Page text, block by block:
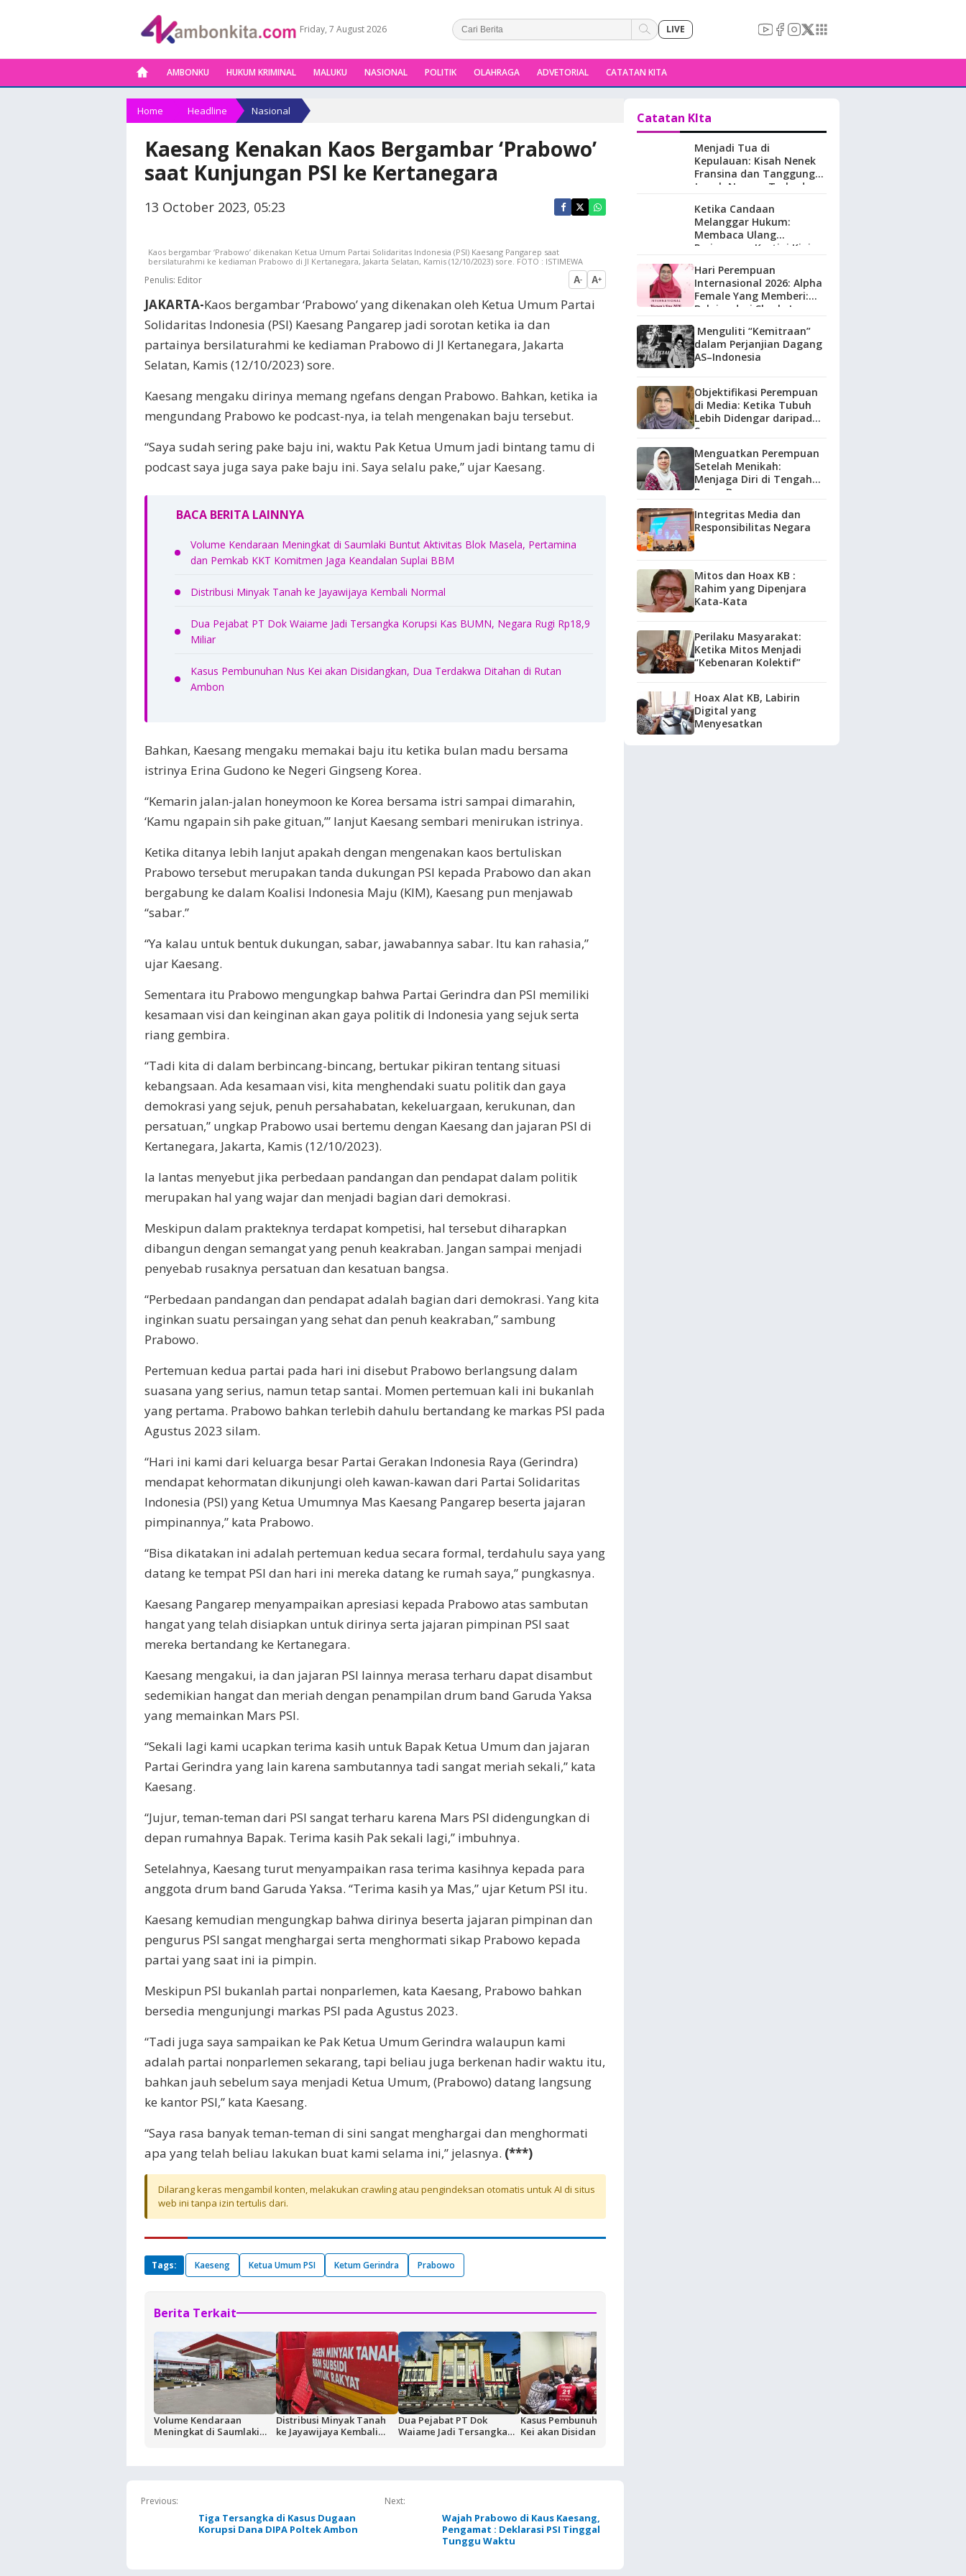
Friday, 7 August 2026 LIVE
AMBONKU HUKUM KRIMINAL MALUKU NASIONAL POLITIK OLAHRAGA ADVETORIAL CATATAN KITA
Home Headline Nasional
Kaesang Kenakan Kaos Bergambar ‘Prabowo’
saat Kunjungan PSI ke Kertanegara
13 October 2023, 05:23
Kaos bergambar ‘Prabowo’ dikenakan Ketua Umum Partai Solidaritas Indonesia (PSI) Kaesang Pangarep saat
bersilaturahmi ke kediaman Prabowo di Jl Kertanegara, Jakarta Selatan, Kamis (12/10/2023) sore. FOTO : ISTIMEWA
Penulis: Editor A- A+
JAKARTA-Kaos bergambar ‘Prabowo’ yang dikenakan oleh Ketua Umum Partai
Solidaritas Indonesia (PSI) Kaesang Pangarep jadi sorotan ketika ia dan
partainya bersilaturahmi ke kediaman Prabowo di Jl Kertanegara, Jakarta
Selatan, Kamis (12/10/2023) sore.
Kaesang mengaku dirinya memang ngefans dengan Prabowo. Bahkan, ketika ia
mengundang Prabowo ke podcast-nya, ia telah mengenakan baju tersebut.
“Saya sudah sering pake baju ini, waktu Pak Ketua Umum jadi bintang tamu di
podcast saya juga saya pake baju ini. Saya selalu pake,” ujar Kaesang.
BACA BERITA LAINNYA
Volume Kendaraan Meningkat di Saumlaki Buntut Aktivitas Blok Masela, Pertamina
dan Pemkab KKT Komitmen Jaga Keandalan Suplai BBM
Distribusi Minyak Tanah ke Jayawijaya Kembali Normal
Dua Pejabat PT Dok Waiame Jadi Tersangka Korupsi Kas BUMN, Negara Rugi Rp18,9
Miliar
Kasus Pembunuhan Nus Kei akan Disidangkan, Dua Terdakwa Ditahan di Rutan
Ambon
Bahkan, Kaesang mengaku memakai baju itu ketika bulan madu bersama
istrinya Erina Gudono ke Negeri Gingseng Korea.
“Kemarin jalan-jalan honeymoon ke Korea bersama istri sampai dimarahin,
‘Kamu ngapain sih pake gituan,’” lanjut Kaesang sembari menirukan istrinya.
Ketika ditanya lebih lanjut apakah dengan mengenakan kaos bertuliskan
Prabowo tersebut merupakan tanda dukungan PSI kepada Prabowo dan akan
bergabung ke dalam Koalisi Indonesia Maju (KIM), Kaesang pun menjawab
“sabar.”
“Ya kalau untuk bentuk dukungan, sabar, jawabannya sabar. Itu kan rahasia,”
ujar Kaesang.
Sementara itu Prabowo mengungkap bahwa Partai Gerindra dan PSI memiliki
kesamaan visi dan keinginan akan gaya politik di Indonesia yang sejuk serta
riang gembira.
“Tadi kita di dalam berbincang-bincang, bertukar pikiran tentang situasi
kebangsaan. Ada kesamaan visi, kita menghendaki suatu politik dan gaya
demokrasi yang sejuk, penuh persahabatan, kekeluargaan, kerukunan, dan
persatuan,” ungkap Prabowo usai bertemu dengan Kaesang dan jajaran PSI di
Kertanegara, Jakarta, Kamis (12/10/2023).
Ia lantas menyebut jika perbedaan pandangan dan pendapat dalam politik
merupakan hal yang wajar dan menjadi bagian dari demokrasi.
Meskipun dalam prakteknya terdapat kompetisi, hal tersebut diharapkan
dibangun dengan semangat yang penuh keakraban. Jangan sampai menjadi
penyebab rusaknya persatuan dan kesatuan bangsa.
“Perbedaan pandangan dan pendapat adalah bagian dari demokrasi. Yang kita
inginkan suatu persaingan yang sehat dan penuh keakraban,” sambung
Prabowo.
Pertemuan kedua partai pada hari ini disebut Prabowo berlangsung dalam
suasana yang serius, namun tetap santai. Momen pertemuan kali ini bukanlah
yang pertama. Prabowo bahkan terlebih dahulu bertandang ke markas PSI pada
Agustus 2023 silam.
“Hari ini kami dari keluarga besar Partai Gerakan Indonesia Raya (Gerindra)
mendapat kehormatan dikunjungi oleh kawan-kawan dari Partai Solidaritas
Indonesia (PSI) yang Ketua Umumnya Mas Kaesang Pangarep beserta jajaran
pimpinannya,” kata Prabowo.
“Bisa dikatakan ini adalah pertemuan kedua secara formal, terdahulu saya yang
datang ke tempat PSI dan hari ini mereka datang ke rumah saya,” pungkasnya.
Kaesang Pangarep menyampaikan apresiasi kepada Prabowo atas sambutan
hangat yang telah disiapkan untuk dirinya serta jajaran pimpinan PSI saat
mereka bertandang ke Kertanegara.
Kaesang mengakui, ia dan jajaran PSI lainnya merasa terharu dapat disambut
sedemikian hangat dan meriah dengan penampilan drum band Garuda Yaksa
yang memainkan Mars PSI.
“Sekali lagi kami ucapkan terima kasih untuk Bapak Ketua Umum dan jajaran
Partai Gerindra yang lain karena sambutannya tadi sangat meriah sekali,” kata
Kaesang.
“Jujur, teman-teman dari PSI sangat terharu karena Mars PSI didengungkan di
depan rumahnya Bapak. Terima kasih Pak sekali lagi,” imbuhnya.
Setelahnya, Kaesang turut menyampaikan rasa terima kasihnya kepada para
anggota drum band Garuda Yaksa. “Terima kasih ya Mas,” ujar Ketum PSI itu.
Kaesang kemudian mengungkap bahwa dirinya beserta jajaran pimpinan dan
pengurus PSI sangat menghargai serta menghormati sikap Prabowo kepada
partai yang saat ini ia pimpin.
Meskipun PSI bukanlah partai nonparlemen, kata Kaesang, Prabowo bahkan
bersedia mengunjungi markas PSI pada Agustus 2023.
“Tadi juga saya sampaikan ke Pak Ketua Umum Gerindra walaupun kami
adalah partai nonparlemen sekarang, tapi beliau juga berkenan hadir waktu itu,
bahkan jauh sebelum saya menjadi Ketua Umum, (Prabowo) datang langsung
ke kantor PSI,” kata Kaesang.
“Saya rasa banyak teman-teman di sini sangat menghargai dan menghormati
apa yang telah beliau lakukan buat kami selama ini,” jelasnya. (***)
Dilarang keras mengambil konten, melakukan crawling atau pengindeksan otomatis untuk AI di situs
web ini tanpa izin tertulis dari.
Tags: Kaeseng Ketua Umum PSI Ketum Gerindra Prabowo
Berita Terkait
Volume Kendaraan
Meningkat di Saumlaki
Distribusi Minyak Tanah
ke Jayawijaya Kembali
Dua Pejabat PT Dok
Waiame Jadi Tersangka
Kasus Pembunuhan Nus
Kei akan Disidangkan, Dua
Previous:
Tiga Tersangka di Kasus Dugaan
Korupsi Dana DIPA Poltek Ambon
Next:
Wajah Prabowo di Kaus Kaesang,
Pengamat : Deklarasi PSI Tinggal
Tunggu Waktu
Catatan KIta
Menjadi Tua di
Kepulauan: Kisah Nenek
Fransina dan Tanggung
Jawab Negara Terhadap
Maluku.
Ketika Candaan
Melanggar Hukum:
Membaca Ulang
Perjuangan Kartini Kini
Hari Perempuan
Internasional 2026: Alpha
Female Yang Memberi:
Belajar dari Sherly Laos
Menguliti “Kemitraan”
dalam Perjanjian Dagang
AS–Indonesia
Objektifikasi Perempuan
di Media: Ketika Tubuh
Lebih Didengar daripada
Suara
Menguatkan Perempuan
Setelah Menikah:
Menjaga Diri di Tengah
Peran Baru
Integritas Media dan
Responsibilitas Negara
Mitos dan Hoax KB :
Rahim yang Dipenjara
Kata-Kata
Perilaku Masyarakat:
Ketika Mitos Menjadi
“Kebenaran Kolektif”
Hoax Alat KB, Labirin
Digital yang
Menyesatkan